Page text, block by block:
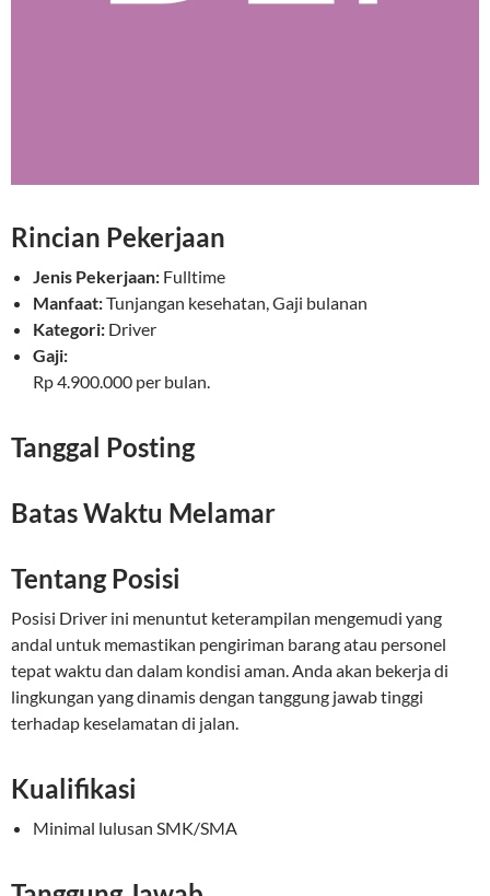
Rincian Pekerjaan
Jenis Pekerjaan: Fulltime
Manfaat:Tunjangan kesehatan, Gaji bulanan
Kategori: Driver
Gaji:
Rp 4.900.000 per bulan.
Tanggal Posting
Batas Waktu Melamar
Tentang Posisi
Posisi Driver ini menuntut keterampilan mengemudi yang
andal untuk memastikan pengiriman barang atau personel
tepat waktu dan dalam kondisi aman. Anda akan bekerja di
lingkungan yang dinamis dengan tanggung jawab tinggi
terhadap keselamatan di jalan.
Kualifikasi
Minimal lulusan SMK/SMA